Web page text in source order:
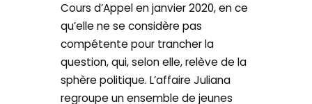
Cours d’Appel en janvier 2020, en ce
qu’elle ne se considère pas
compétente pour trancher la
question, qui, selon elle, relève de la
sphère politique. L’affaire Juliana
regroupe un ensemble de jeunes